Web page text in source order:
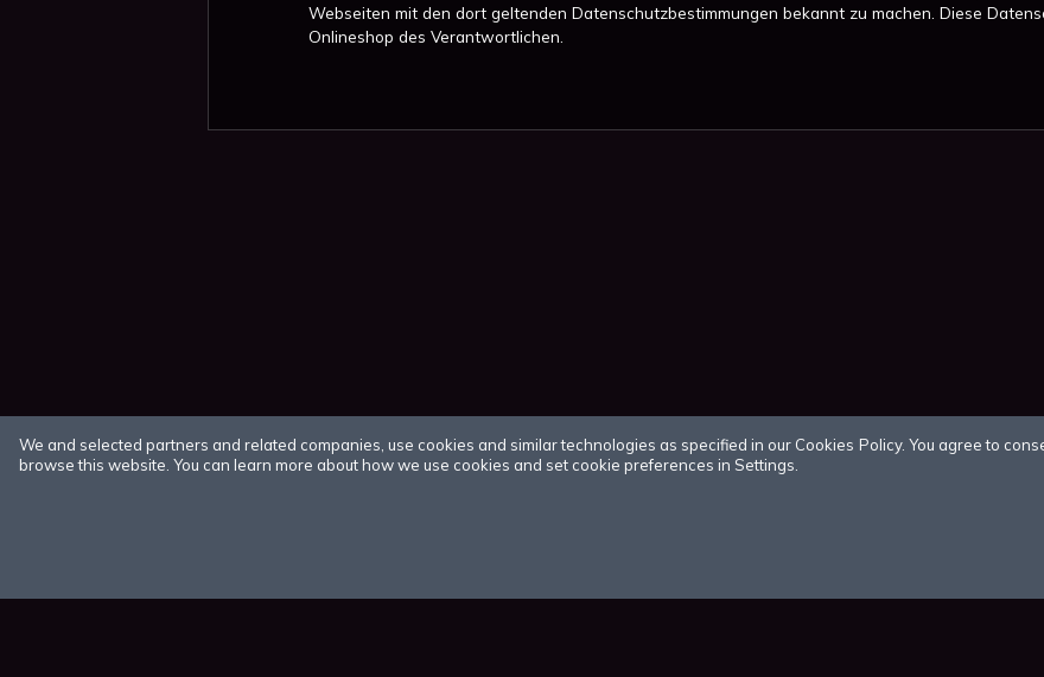
We and selected partners and related companies, use cookies and similar technologies as specified in our Cookies Policy. You agree to
browse this website. You can learn more about how we use cookies and set cookie preferences in Settings.
Webseiten mit den dort geltenden Datenschutzbestimmungen bekannt zu machen. Diese
Onlineshop des Verantwortlichen.